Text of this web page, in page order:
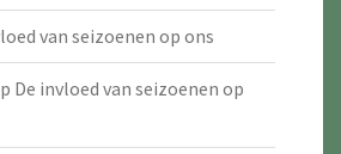
van seizoenen op ons
De invloed van seizoenen op